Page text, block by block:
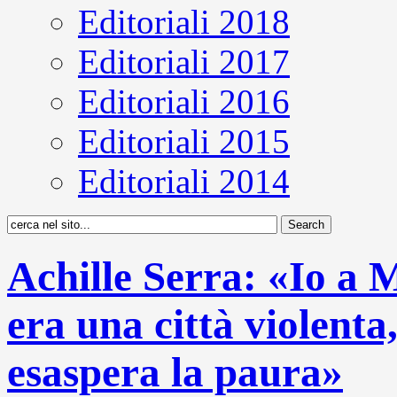
Editoriali 2018
Editoriali 2017
Editoriali 2016
Editoriali 2015
Editoriali 2014
Achille Serra: «Io a
era una città
esaspera la paura»